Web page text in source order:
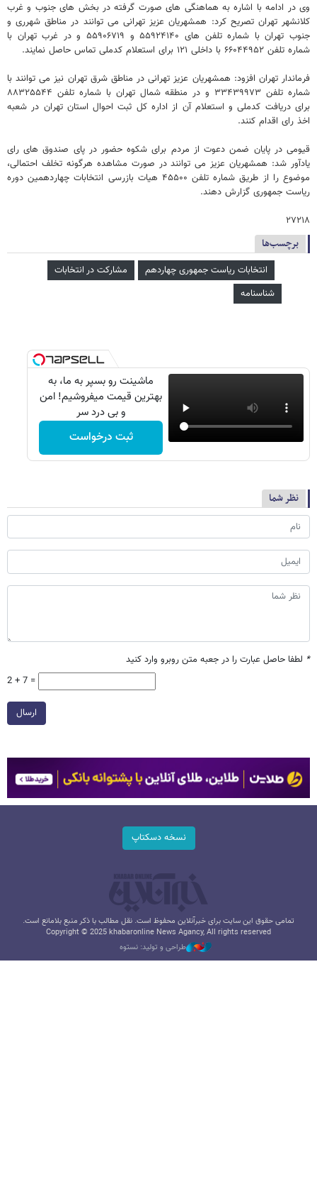
وی در ادامه با اشاره به هماهنگی های صورت گرفته در بخش های جنوب و غرب
کلانشهر تهران تصریح کرد: همشهریان عزیز تهرانی می توانند در مناطق شهرری و
جنوب تهران با شماره تلفن های ۵۵۹۲۴۱۴۰ و ۵۵۹۰۶۷۱۹ و در غرب تهران با
شماره تلفن ۶۶۰۴۴۹۵۲ با داخلی ۱۲۱ برای استعلام کدملی تماس حاصل نمایند.
فرماندار تهران افزود: همشهریان عزیز تهرانی در مناطق شرق تهران نیز می توانند با
شماره تلفن ۳۳۴۳۹۹۷۳ و در منطقه شمال تهران با شماره تلفن ۸۸۳۲۵۵۴۴
برای دریافت کدملی و استعلام آن از اداره کل ثبت احوال استان تهران در شعبه
اخذ رای اقدام کنند.
قیومی در پایان ضمن دعوت از مردم برای شکوه حضور در پای صندوق های رای
یادآور شد: همشهریان عزیز می توانند در صورت مشاهده هرگونه تخلف احتمالی،
موضوع را از طریق شماره تلفن ۴۵۵۰۰ هیات بازرسی انتخابات چهاردهمین دوره
ریاست جمهوری گزارش دهند.
۲۷۲۱۸
برچسب‌ها
انتخابات ریاست جمهوری چهاردهم
مشارکت در انتخابات
شناسنامه
ماشینت رو بسپر به ما، به
بهترین قیمت میفروشیم! امن
و بی درد سر
ثبت درخواست
نظر شما
* لطفا حاصل عبارت را در جعبه متن روبرو وارد کنید
2 + 7 =
ارسال
نسخه دسکتاپ
تمامی حقوق این سایت برای خبرآنلاین محفوظ است. نقل مطالب با ذکر منبع بلامانع است.
Copyright © 2025 khabaronline News Agancy, All rights reserved
طراحی و تولید: نستوه